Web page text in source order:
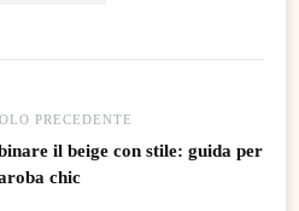
PRECEDENTE
il beige con stile: guida per
chic